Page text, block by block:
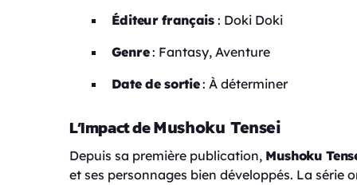
Éditeur français: Doki Doki
Genre: Fantasy, Aventure
Date de sortie: À déterminer
L’Impact deMushoku Tensei
Depuis sa première publication, Mushoku
et ses personnages bien développés. La